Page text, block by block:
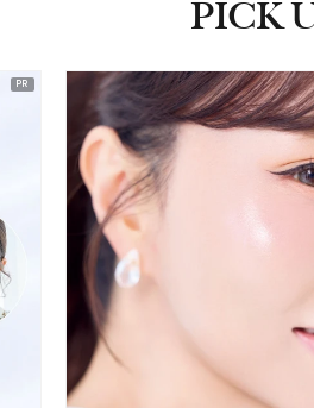
PICK